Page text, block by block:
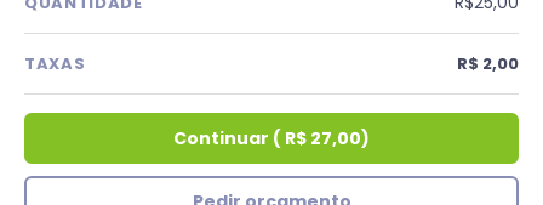
TAXAS R$ 2,00
Continuar ( R$ 27,00)